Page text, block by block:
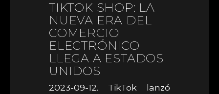
TIKTOK SHOP: LA
NUEVA ERA DEL
COMERCIO
ELECTRÓNICO
LLEGA A ESTADOS
UNIDOS
2023-09-12. TikTok lanzó